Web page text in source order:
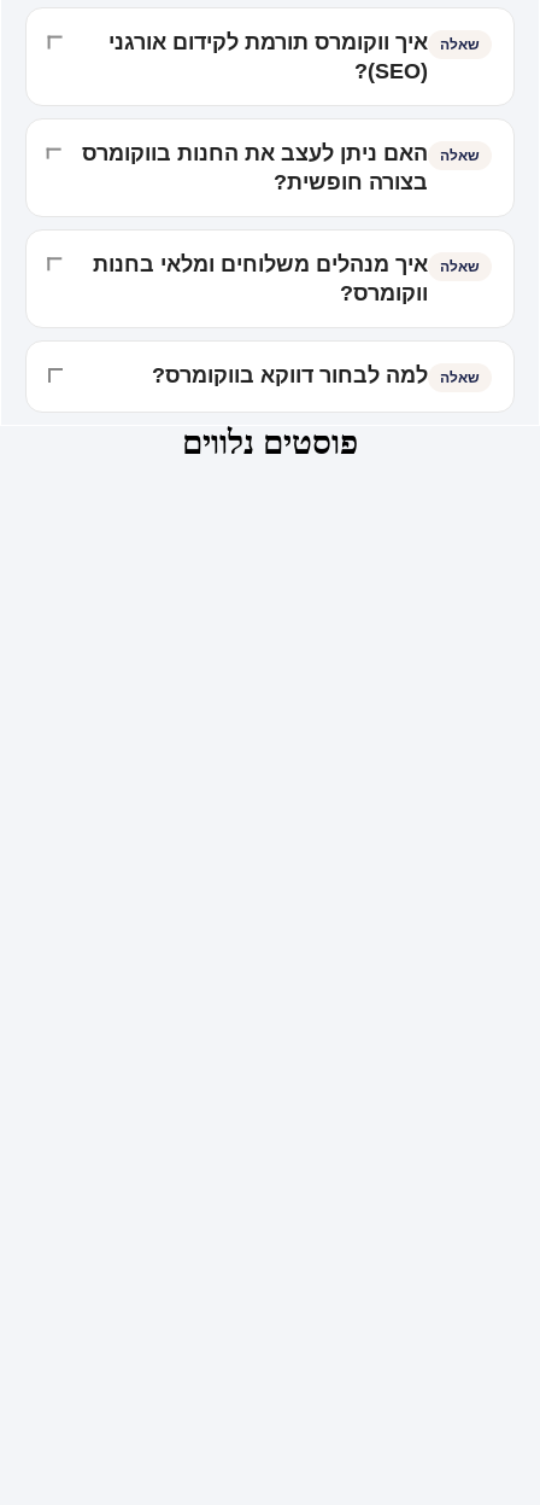
שאלה
איך ווקומרס תורמת לקידום אורגני
(SEO)?
שאלה
האם ניתן לעצב את החנות בווקומרס
בצורה חופשית?
שאלה
איך מנהלים משלוחים ומלאי בחנות
ווקומרס?
שאלה למה לבחור דווקא בווקומרס?
פוסטים נלווים